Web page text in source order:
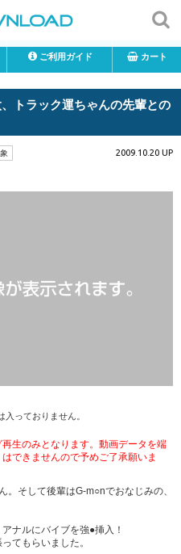
ご利用ガイド カート
トラック運ちゃんの先輩との
2009.10.20 UP
っておりません。
生のみとなります。動画データを端
できませんので予めご了承願いま
そして後輩はG-m○nでおなじみの、
ナルにバイブを強●挿入！
てもらいました。